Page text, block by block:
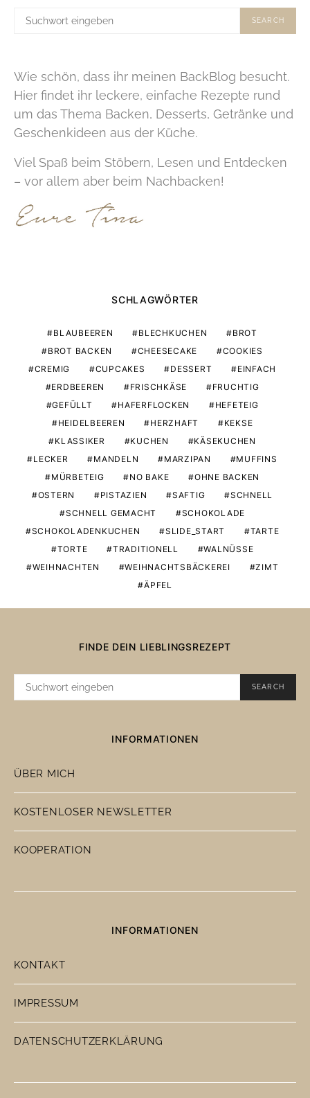
SUCHE
SEARCH
Wie schön, dass ihr meinen BackBlog besucht.
Hier findet ihr leckere, einfache Rezepte rund
um das Thema Backen, Desserts, Getränke und
Geschenkideen aus der Küche.
Viel Spaß beim Stöbern, Lesen und Entdecken
– vor allem aber beim Nachbacken!
SCHLAGWÖRTER
BLAUBEEREN BLECHKUCHEN
BROT
BROT BACKEN
CHEESECAKE
COOKIES
CREMIG
CUPCAKES DESSERT
EINFACH
ERDBEEREN
FRISCHKÄSE
FRUCHTIG
GEFÜLLT
HAFERFLOCKEN
HEFETEIG
HEIDELBEEREN
HERZHAFT
KEKSE
KLASSIKER
KUCHEN
KÄSEKUCHEN
LECKER
MANDELN MARZIPAN
MUFFINS
MÜRBETEIG
NO BAKE
OHNE BACKEN
OSTERN
PISTAZIEN SAFTIG
SCHNELL
SCHNELL GEMACHT
SCHOKOLADE
SCHOKOLADENKUCHEN
SLIDE_START
TARTE
TORTE
TRADITIONELL
WALNÜSSE
WEIHNACHTEN
WEIHNACHTSBÄCKEREI
ZIMT
ÄPFEL
FINDE DEIN LIEBLINGSREZEPT
SUCHE
SEARCH
INFORMATIONEN
ÜBER MICH
KOSTENLOSER NEWSLETTER
KOOPERATION
INFORMATIONEN
KONTAKT
IMPRESSUM
DATENSCHUTZERKLÄRUNG